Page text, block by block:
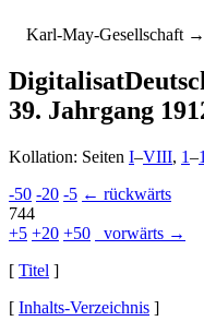
Karl-May-Gesellschaft →
Digitalisat
39. Jahrgang
Kollation: Seiten I–VIII, 1–
-50 -20 -5 ← rückwärts
744
+5 +20 +50
vorwärts →
[ Titel ]
[ Inhalts-Verzeichnis ]